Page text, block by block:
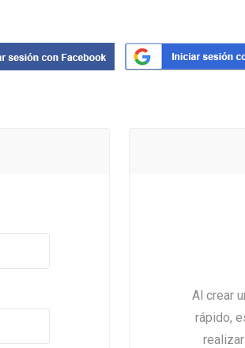
Al crear
rápido,